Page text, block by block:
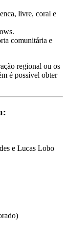
livre, coral e
comunitária e
regional ou os
é possível obter
e Lucas Lobo